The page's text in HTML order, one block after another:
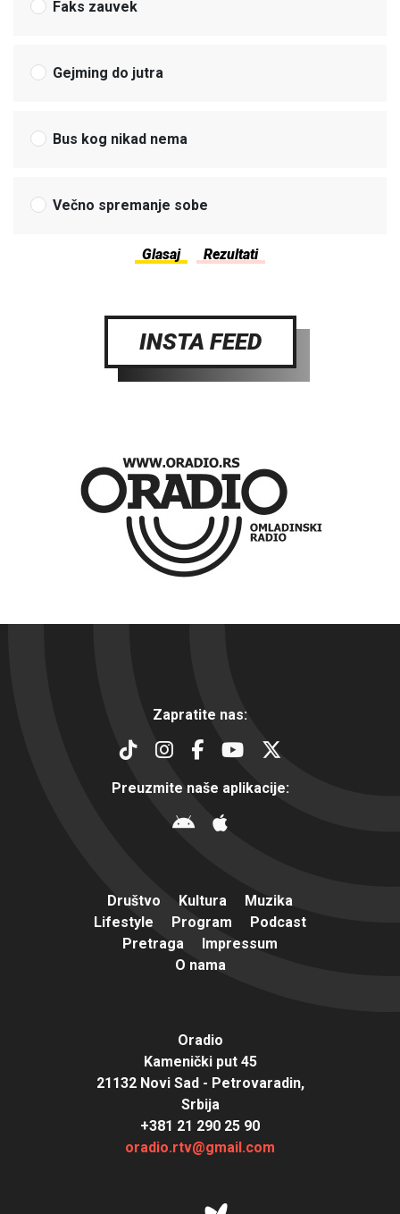
Faks zauvek
Gejming do jutra
Bus kog nikad nema
Večno spremanje sobe
INSTA FEED
Zapratite nas:
Preuzmite naše aplikacije:
Društvo Kultura
Muzika
Lifestyle
Program
Podcast
Pretraga
Impressum
O nama
Oradio
Kamenički put 45
21132 Novi Sad - Petrovaradin,
Srbija
+381 21 290 25 90
oradio.rtv@gmail.com